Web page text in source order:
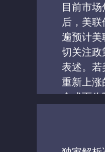
目前市
后，美
遍预计美
切关注政
表述。若
重新上涨
金或面临